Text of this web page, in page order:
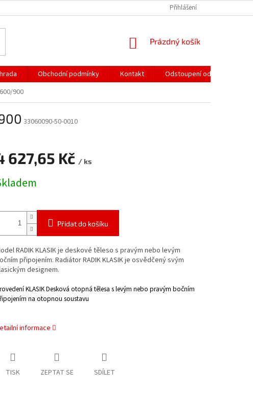
Přihlášení
NÁKUPNÍ
Prázdný košík
Obchodní podmínky Kontakt
Odstoupení od smlouvy
900
33060090-50-0010
627,65 Kč / ks
Přidat do košíku
RADIK KLASIK je deskové těleso s pravým nebo levým
připojením. Radiátor RADIK KLASIK je osvědčený svým
designem.
KLASIKDesková otopná tělesa s levým nebo pravým bočním
na otopnou soustavu
informace
TISK ZEPTAT SE SDÍLET